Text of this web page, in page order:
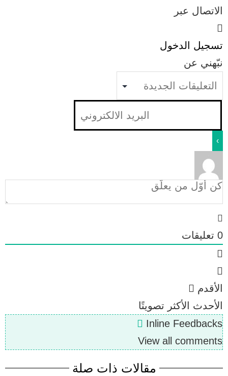
الاتصال عبر
تسجيل الدخول
نبّهني عن
0 تعليقات
الأقدم
الأحدث
الأكثر تصويتًا
Inline Feedbacks
View all comments
مقالات ذات صلة